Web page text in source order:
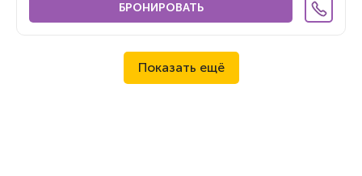
БРОНИРОВАТЬ
Показать ещё